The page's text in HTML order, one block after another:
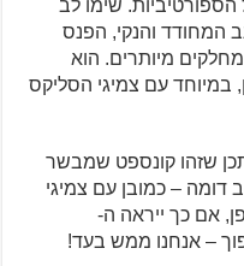
שימו לב
המחודד והנקי, הפנס
מחלקים מיותרים. הוא
במיוחד עם צמיגי הסליקס
שזהו קונספט שמבשר
– כמובן עם צמיגי
אם כך ייראה ה-